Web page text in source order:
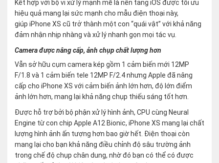
Kết hợp với bộ vi xử lý mạnh mẽ là nền tảng iOS được tối ưu
hiệu quả mang lại sức mạnh cho mẫu điện thoại này,
giúp iPhone XS cũ trở thành một con “quái vật” với khả năng
đảm nhận nhịp nhàng và xử lý nhanh gọn mọi tác vụ.
Camera được nâng cấp, ảnh chụp chất lượng hơn
Vẫn sở hữu cụm camera kép gồm 1 cảm biến mới 12MP
F/1.8 và 1 cảm biến tele 12MP F/2.4 nhưng Apple đã nâng
cấp cho iPhone XS với cảm biến ảnh lớn hơn, độ lớn điểm
ảnh lớn hơn, mang lại khả năng chụp thiếu sáng tốt hơn.
Được hỗ trợ bởi bộ phận xử lý hình ảnh, CPU cùng Neural
Engine từ con chip Apple A12 Bionic, iPhone XS mang lại chất
lượng hình ảnh ấn tượng hơn bao giờ hết. Điện thoại còn
mang lại cho bạn khả năng điều chỉnh độ sâu trường ảnh
trong chế độ chụp chân dung, nhờ đó bạn có thể có được